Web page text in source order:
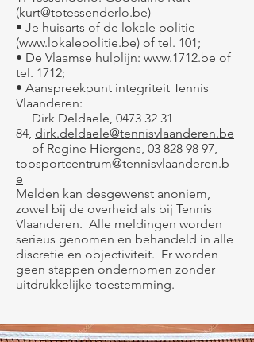
(kurt@tptessenderlo.be)
• Je huisarts of de lokale politie
(www.lokalepolitie.be) of tel. 101;
• De Vlaamse hulplijn: www.1712.be of
tel. 1712;
• Aanspreekpunt integriteit Tennis
Vlaanderen:
Dirk Deldaele, 0473 32 31
84, dirk.deldaele@tennisvlaanderen.be
of Regine Hiergens, 03 828 98 97,
topsportcentrum@tennisvlaanderen.b
e
Melden kan desgewenst anoniem,
zowel bij de overheid als bij Tennis
Vlaanderen. Alle meldingen worden
serieus genomen en behandeld in alle
discretie en objectiviteit. Er worden
geen stappen ondernomen zonder
uitdrukkelijke toestemming.